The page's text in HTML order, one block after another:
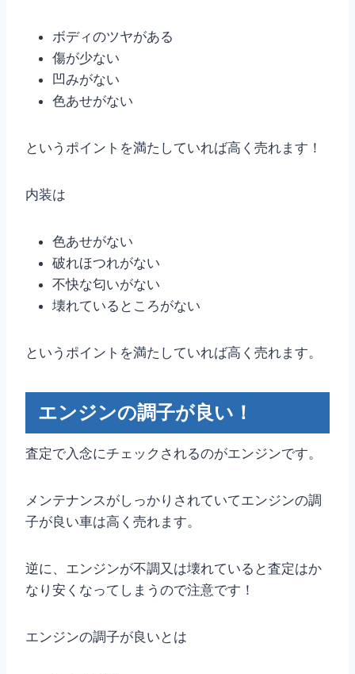
ボディのツヤがある
傷が少ない
凹みがない
色あせがない
というポイントを満たしていれば高く売れます！
内装は
色あせがない
破れほつれがない
不快な匂いがない
壊れているところがない
というポイントを満たしていれば高く売れます。
エンジンの調子が良い！
査定で入念にチェックされるのがエンジンです。
メンテナンスがしっかりされていてエンジンの調
子が良い車は高く売れます。
逆に、エンジンが不調又は壊れていると査定はか
なり安くなってしまうので注意です！
エンジンの調子が良いとは